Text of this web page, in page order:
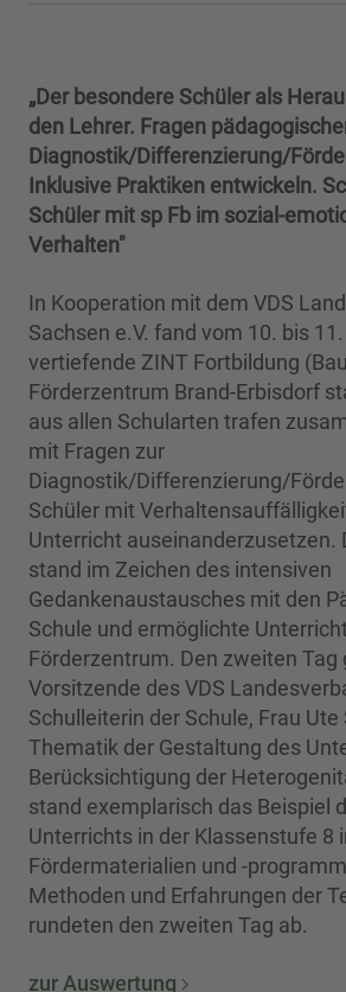
„Der besondere Schüler als
den Lehrer. Fragen
Diagnostik/Differenzierung/
Inklusive Praktiken entwickeln.
Schüler mit sp Fb im sozial-
Verhalten"
In Kooperation mit dem VDS
Sachsen e.V. fand vom 10. bis
vertiefende ZINT Fortbildung
Förderzentrum Brand-Erbisdorf
aus allen Schularten trafen
mit Fragen zur
Diagnostik/Differenzierung/
Schüler mit
Unterricht auseinanderzusetzen.
stand im Zeichen des intensiven
Gedankenaustausches mit den
Schule und ermöglichte
Förderzentrum. Den zweiten Tag
Vorsitzende des VDS
Schulleiterin der Schule, Frau
Thematik der Gestaltung des
Berücksichtigung der
stand exemplarisch das Beispiel
Unterrichts in der Klassenstufe 8
Fördermaterialien und -
Methoden und Erfahrungen der
rundeten den zweiten Tag ab.
zur Auswertung